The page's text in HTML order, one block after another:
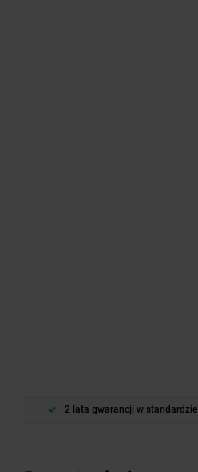
2 lata gwarancji w standardzie